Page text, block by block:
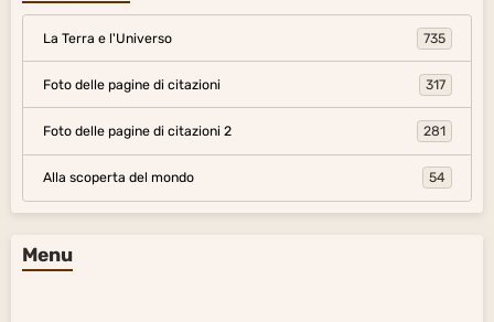
La Terra e l'Universo 735
Foto delle pagine di citazioni 317
Foto delle pagine di citazioni 2 281
Alla scoperta del mondo 54
Menu